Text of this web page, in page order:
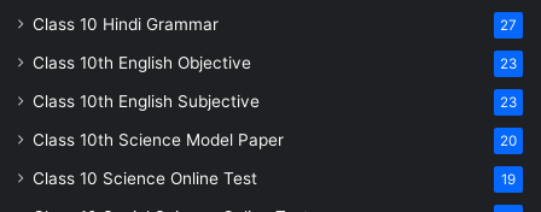
Class 10 Hindi Grammar 27
Class 10th English Objective 23
Class 10th English Subjective 23
Class 10th Science Model Paper 20
Class 10 Science Online Test 19